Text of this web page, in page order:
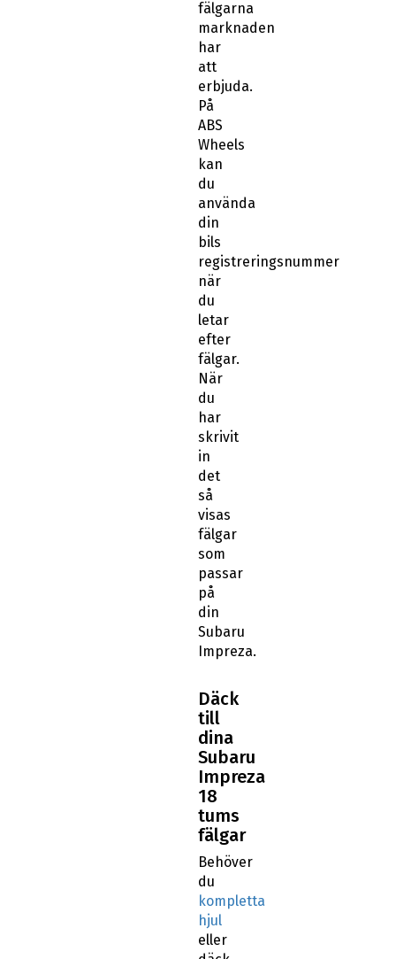
fälgarna
marknaden
har
att
erbjuda.
På
ABS
Wheels
kan
du
använda
din
bils
registreringsnummer
när
du
letar
efter
fälgar.
När
du
har
skrivit
in
det
så
visas
fälgar
som
passar
på
din
Subaru
Impreza.
Däck
till
dina
Subaru
Impreza
18
tums
fälgar
Behöver
du
kompletta
hjul
eller